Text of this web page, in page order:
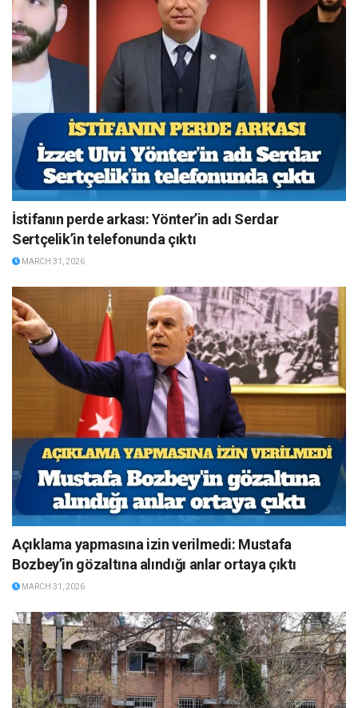
İstifanın perde arkası: Yönter’in adı Serdar
Sertçelik’in telefonunda çıktı
MARCH 31, 2026
Açıklama yapmasına izin verilmedi: Mustafa
Bozbey’in gözaltına alındığı anlar ortaya çıktı
MARCH 31, 2026